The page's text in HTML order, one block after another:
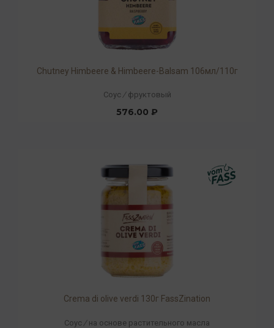
Chutney Himbeere & Himbeere-Balsam 106мл/110г
Соус / фруктовый
576.00 ₽
Crema di olive verdi 130г FassZination
Соус / на основе растительного масла